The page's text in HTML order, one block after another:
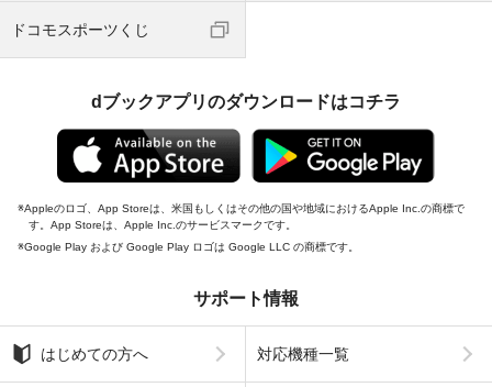
ドコモスポーツくじ
dブックアプリのダウンロードはコチラ
Appleのロゴ、App Storeは、米国もしくはその他の国や地域におけるApple Inc.の商標で
す。App Storeは、Apple Inc.のサービスマークです。
Google Play および Google Play ロゴは Google LLC の商標です。
サポート情報
はじめての方へ 対応機種一覧